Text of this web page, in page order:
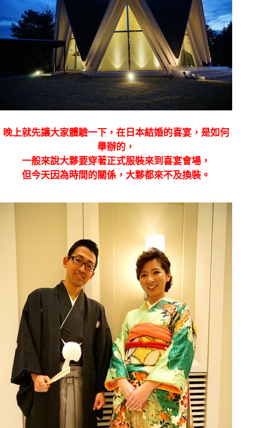
晚上就先讓大家體驗一下，在日本結婚的喜宴，是如何
舉辦的，
一般來說大夥要穿著正式服裝來到喜宴會場，
但今天因為時間的關係，大夥都來不及換裝。